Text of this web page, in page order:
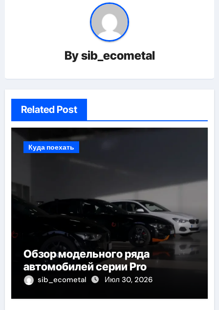
Bysib_ecometal
Related Post
Куда поехать
Обзор модельного ряда
автомобилей серии Pro
sib_ecometal Июл 30, 2026